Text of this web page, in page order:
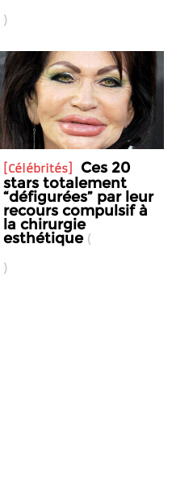
Célébrités
Ces 20
stars totalement
“défigurées” par leur
recours compulsif à
la chirurgie
esthétique